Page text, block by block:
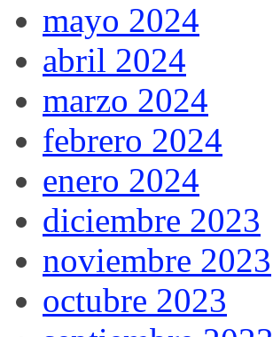
mayo 2024
abril 2024
marzo 2024
febrero 2024
enero 2024
diciembre 2023
noviembre 2023
octubre 2023